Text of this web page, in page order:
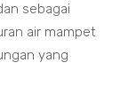
sebagai
air mampet
yang